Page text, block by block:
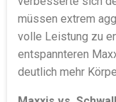
müssen extrem
volle Leistung zu
entspannteren
deutlich mehr